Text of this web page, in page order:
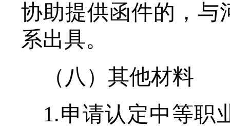
协助提供函件的，与
系出具。
（八）其他材料
1.申请认定中等职